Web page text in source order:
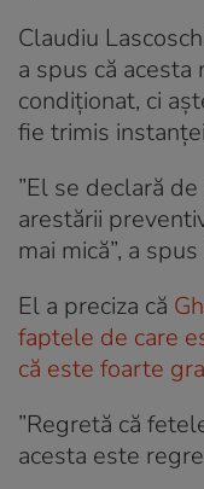
Claudiu
a spus că
condiționat, ci
fie trimis
”El se declară
arestării
mai mică”, a
El a preciza că
faptele de care
că este foarte
”Regretă că
acesta este